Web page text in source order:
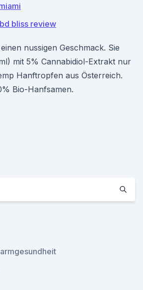
bliss review
nussigen Geschmack. Sie
mit 5% Cannabidiol-Extrakt nur
Hanftropfen aus Österreich.
Bio-Hanfsamen.